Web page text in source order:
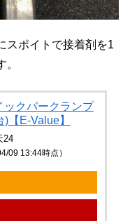
スポイトで接着剤を1
ックバークランプ
【E-Value】
24
09 13:44時点）